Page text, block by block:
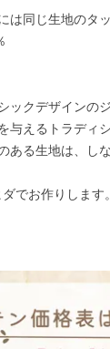
は同じ生地のタ
ックデザインの
与えるトラディ
ある生地は、し
でお作りします。